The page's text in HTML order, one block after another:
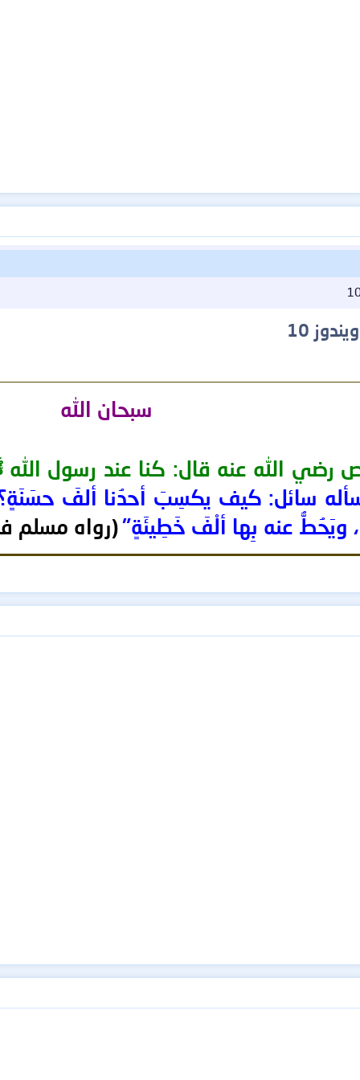
10
سبحان الله
رضي الله عنه قال: كنا عند رسول
سائل: كيف يكسِبَ أحدُنا ألفَ حسَنَةٍ؟
ويَحُطُّ عنه بِها ألْفَ خَطِيئَةٍ"(رواه مسلم